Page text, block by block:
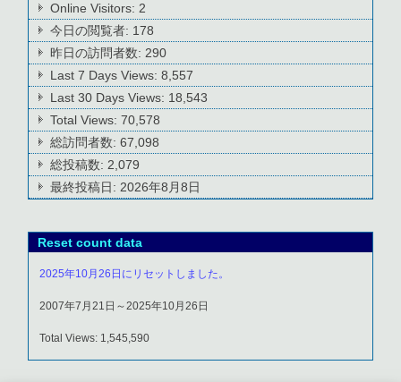
Online Visitors:2
今日の閲覧者: 178
昨日の訪問者数:290
Last 7 Days Views:8,557
Last 30 Days Views: 18,543
Total Views:70,578
総訪問者数:67,098
総投稿数:2,079
最終投稿日:2026年8月8日
Reset count data
2025年10月26日にリセットしました。
2007年7月21日～2025年10月26日
Total Views: 1,545,590